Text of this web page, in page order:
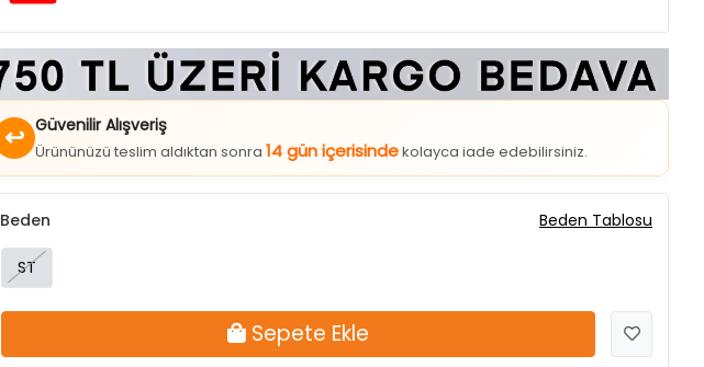
↩ Güvenilir Alışveriş
Ürününüzü teslim aldıktan sonra14 gün içerisindekolayca iade edebilirsiniz.
ST
8Farklı Renk Seçeneği